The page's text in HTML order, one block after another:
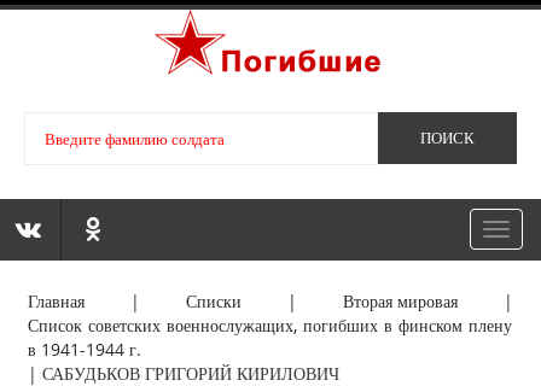
Главная |Списки | Вторая мировая|
Список советских военнослужащих, погибших в финском плену
в 1941-1944 г.
|САБУДЬКОВ ГРИГОРИЙ КИРИЛОВИЧ